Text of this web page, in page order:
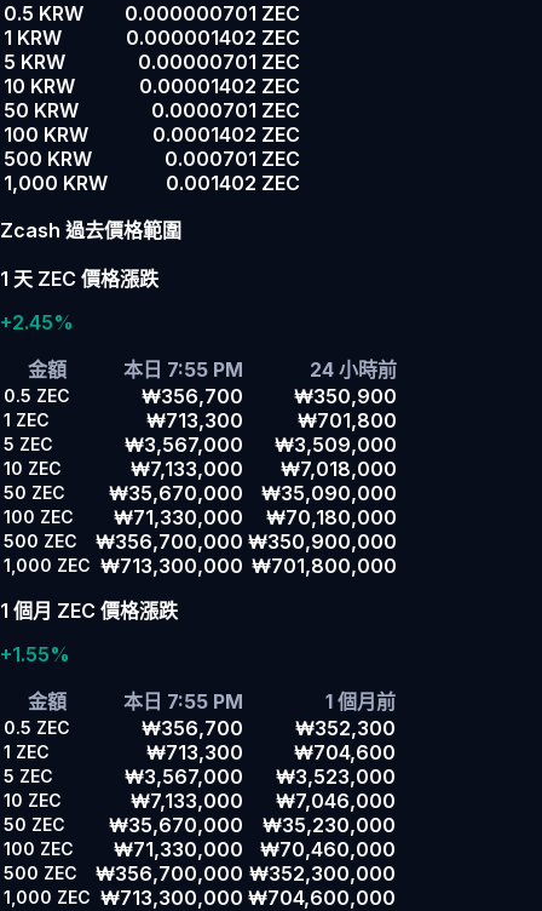
0.5 KRW
0.000000701 ZEC
1 KRW
0.000001402 ZEC
5 KRW
0.00000701 ZEC
10 KRW
0.00001402 ZEC
50 KRW
0.0000701 ZEC
100 KRW
0.0001402 ZEC
500 KRW
0.000701 ZEC
1,000 KRW
0.001402 ZEC
Zcash 過去價格範圍
1 天 ZEC 價格漲跌
+2.45%
金額
本日 7:55 PM 24 小時前
0.5 ZEC ₩356,700 ₩350,900
1 ZEC ₩713,300 ₩701,800
5 ZEC ₩3,567,000 ₩3,509,000
10 ZEC ₩7,133,000 ₩7,018,000
50 ZEC ₩35,670,000 ₩35,090,000
100 ZEC ₩71,330,000 ₩70,180,000
500 ZEC ₩356,700,000 ₩350,900,000
1,000 ZEC ₩713,300,000 ₩701,800,000
1 個月 ZEC 價格漲跌
+1.55%
金額
本日 7:55 PM 1 個月前
0.5 ZEC ₩356,700 ₩352,300
1 ZEC ₩713,300 ₩704,600
5 ZEC ₩3,567,000 ₩3,523,000
10 ZEC ₩7,133,000 ₩7,046,000
50 ZEC ₩35,670,000 ₩35,230,000
100 ZEC ₩71,330,000 ₩70,460,000
500 ZEC ₩356,700,000 ₩352,300,000
1,000 ZEC ₩713,300,000 ₩704,600,000